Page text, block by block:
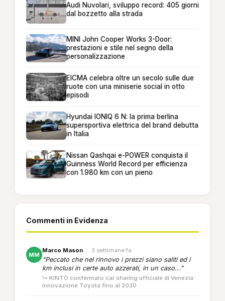
Audi Nuvolari, sviluppo record: 405 giorni
dal bozzetto alla strada
MINI John Cooper Works 3-Door:
prestazioni e stile nel segno della
personalizzazione
EICMA celebra oltre un secolo sulle due
ruote con una miniserie social in otto
episodi
Hyundai IONIQ 6 N: la prima berlina
supersportiva elettrica del brand debutta
in Italia
Nissan Qashqai e-POWER conquista il
Guinness World Record per efficienza
con 1.980 km con un pieno
Commenti in Evidenza
MM
Marco Mason · 3 settimane fa
“Peccato che nel rinnovo i prezzi siano saliti ed i
km inclusi in certe auto azzerati, in un caso...”
↳ KINTO confermato car sharing ufficiale di Venezia:
innovazione Toyota fino al 2030